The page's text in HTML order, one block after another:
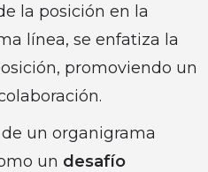
la posición en la
línea, se enfatiza la
promoviendo un
un organigrama
un desafío